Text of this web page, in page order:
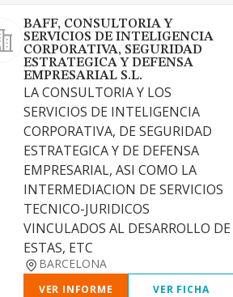
BAFF, CONSULTORIA Y
SERVICIOS DE INTELIGENCIA
CORPORATIVA, SEGURIDAD
ESTRATEGICA Y DEFENSA
EMPRESARIAL S.L.
LA CONSULTORIA Y LOS
SERVICIOS DE INTELIGENCIA
CORPORATIVA, DE SEGURIDAD
ESTRATEGICA Y DE DEFENSA
EMPRESARIAL, ASI COMO LA
INTERMEDIACION DE SERVICIOS
TECNICO-JURIDICOS
VINCULADOS AL DESARROLLO DE
ESTAS, ETC
BARCELONA
VER INFORME VER FICHA